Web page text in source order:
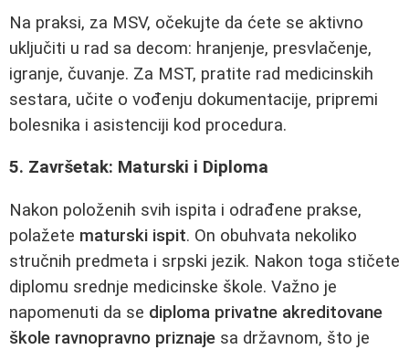
Na praksi, za MSV, očekujte da ćete se aktivno
uključiti u rad sa decom: hranjenje, presvlačenje,
igranje, čuvanje. Za MST, pratite rad medicinskih
sestara, učite o vođenju dokumentacije, pripremi
bolesnika i asistenciji kod procedura.
5. Završetak: Maturski i Diploma
Nakon položenih svih ispita i odrađene prakse,
polažete maturski ispit. On obuhvata nekoliko
stručnih predmeta i srpski jezik. Nakon toga stičete
diplomu srednje medicinske škole. Važno je
napomenuti da se diploma privatne akreditovane
škole ravnopravno priznaje sa državnom, što je